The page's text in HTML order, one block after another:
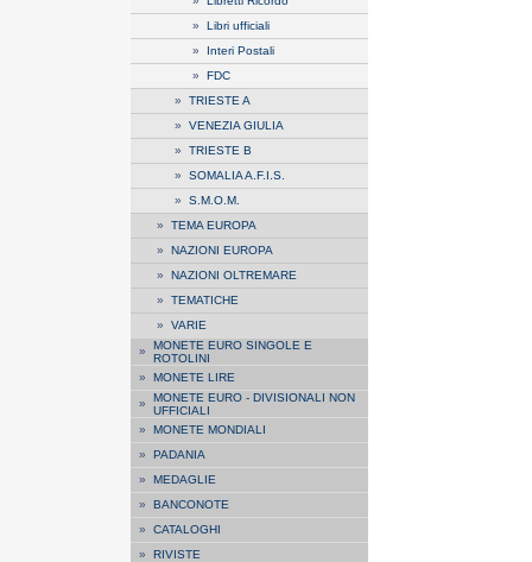
» Libri ufficiali
» Interi Postali
» FDC
» TRIESTE A
» VENEZIA GIULIA
» TRIESTE B
» SOMALIA A.F.I.S.
» S.M.O.M.
» TEMA EUROPA
» NAZIONI EUROPA
» NAZIONI OLTREMARE
» TEMATICHE
» VARIE
» MONETE EURO SINGOLE E
ROTOLINI
» MONETE LIRE
» MONETE EURO - DIVISIONALI NON
UFFICIALI
» MONETE MONDIALI
» PADANIA
» MEDAGLIE
» BANCONOTE
» CATALOGHI
» RIVISTE